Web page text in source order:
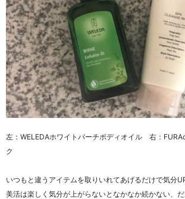
左：WELEDAホワイトバーチボディオイル 右：
ク
いつもと違うアイテムを取りいれてあげるだけで気分
美活は楽しく気分が上がらないとなかなか続かない、